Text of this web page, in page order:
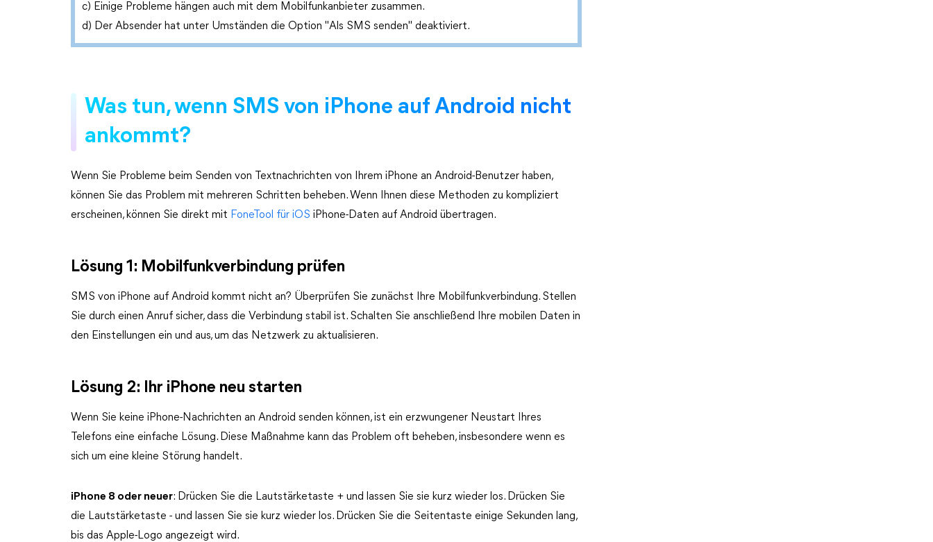
c) Einige Probleme hängen auch mit dem Mobilfunkanbieter zusammen.
d) Der Absender hat unter Umständen die Option "Als SMS senden" deaktiviert.
Was tun, wenn SMS von iPhone auf Android nicht
ankommt?
Wenn Sie Probleme beim Senden von Textnachrichten von Ihrem iPhone an Android-Benutzer haben,
können Sie das Problem mit mehreren Schritten beheben. Wenn Ihnen diese Methoden zu kompliziert
erscheinen, können Sie direkt mit FoneTool für iOS iPhone-Daten auf Android übertragen.
Lösung 1: Mobilfunkverbindung prüfen
SMS von iPhone auf Android kommt nicht an? Überprüfen Sie zunächst Ihre Mobilfunkverbindung. Stellen
Sie durch einen Anruf sicher, dass die Verbindung stabil ist. Schalten Sie anschließend Ihre mobilen Daten in
den Einstellungen ein und aus, um das Netzwerk zu aktualisieren.
Lösung 2: Ihr iPhone neu starten
Wenn Sie keine iPhone-Nachrichten an Android senden können, ist ein erzwungener Neustart Ihres
Telefons eine einfache Lösung. Diese Maßnahme kann das Problem oft beheben, insbesondere wenn es
sich um eine kleine Störung handelt.
iPhone 8 oder neuer: Drücken Sie die Lautstärketaste + und lassen Sie sie kurz wieder los. Drücken Sie
die Lautstärketaste - und lassen Sie sie kurz wieder los. Drücken Sie die Seitentaste einige Sekunden lang,
bis das Apple-Logo angezeigt wird.